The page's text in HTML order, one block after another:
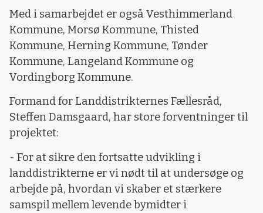
Med i samarbejdet er også Vesthimmerland
Kommune, Morsø Kommune, Thisted
Kommune, Herning Kommune, Tønder
Kommune, Langeland Kommune og
Vordingborg Kommune.
Formand for Landdistrikternes Fællesråd,
Steffen Damsgaard, har store forventninger til
projektet:
- For at sikre den fortsatte udvikling i
landdistrikterne er vi nødt til at undersøge og
arbejde på, hvordan vi skaber et stærkere
samspil mellem levende bymidter i